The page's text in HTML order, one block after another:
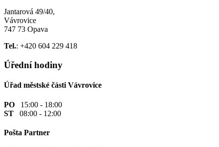
Jantarová 49/40,
Vávrovice
747 73 Opava
Tel.: +420 604 229 418
Úřední hodiny
Úřad městské části Vávrovice
PO 15:00 - 18:00
ST 08:00 - 12:00
Pošta Partner